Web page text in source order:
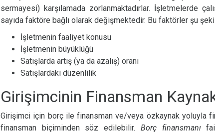
sermayesi) karşılamada zorlanmaktadırlar. İşletmelerde
sayıda faktöre bağlı olarak değişmektedir. Bu faktörler şu
İşletmenin faaliyet konusu
İşletmenin büyüklüğü
Satışlarda artış (ya da azalış) oranı
Satışlardaki düzenlilik
Girişimcinin Finansman
Girişimci için borç ile finansman ve/veya özkaynak yoluyla
finansman biçiminden söz edilebilir. Borç finansmanı